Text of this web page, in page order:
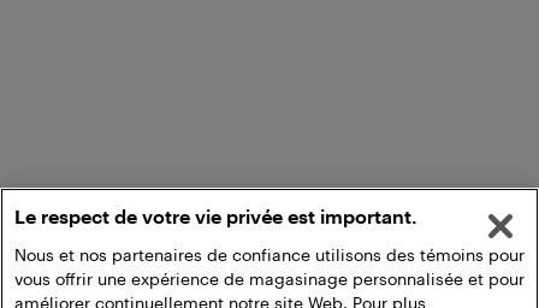
Le respect de votre vie privée est important.
Nous et nos partenaires de confiance utilisons des témoins pour
vous offrir une expérience de magasinage personnalisée et pour
améliorer continuellement notre site Web. Pour plus